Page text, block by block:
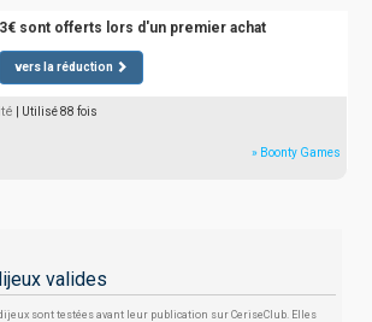
3€ sont offerts lors d'un premier achat
vers la réduction
| Utilisé 88 fois
» Boonty Games
valides
sont testées avant leur publication sur CeriseClub. Elles